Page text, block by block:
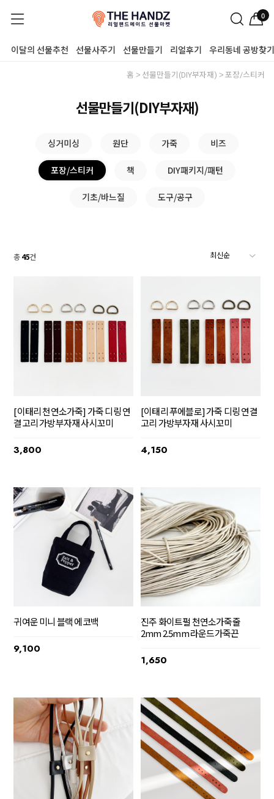
0
이달의 선물추천 선물사주기 선물만들기 리얼후기 우리동네 공방찾기
홈 선물만들기(DIY부자재) 포장/스티커
선물만들기(DIY부자재)
싱거미싱 원단 가죽 비즈
포장/스티커 책 DIY패키지/패턴
기초/바느질 도구/공구
총45건
[이태리 천연소가죽] 가죽 디링 연
결고리 가방부자재 사시꼬미
3,800
[이태리 푸에블로] 가죽 디링 연결
고리 가방부자재 사시꼬미
4,150
귀여운 미니 블랙 에코백
9,100
진주 화이트펄 천연소가죽줄
2mm 2.5mm 라운드가죽끈
1,650